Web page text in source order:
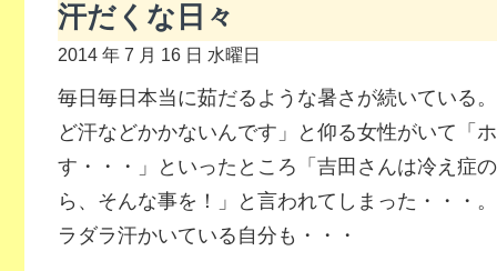
汗だくな日々
2014 年 7 月 16 日 水曜日
毎日毎日本当に茹だるような暑さが続いている
ど汗などかかないんです」と仰る女性がいて「
す・・・」といったところ「吉田さんは冷え症
ら、そんな事を！」と言われてしまった・・・
ラダラ汗かいている自分も・・・